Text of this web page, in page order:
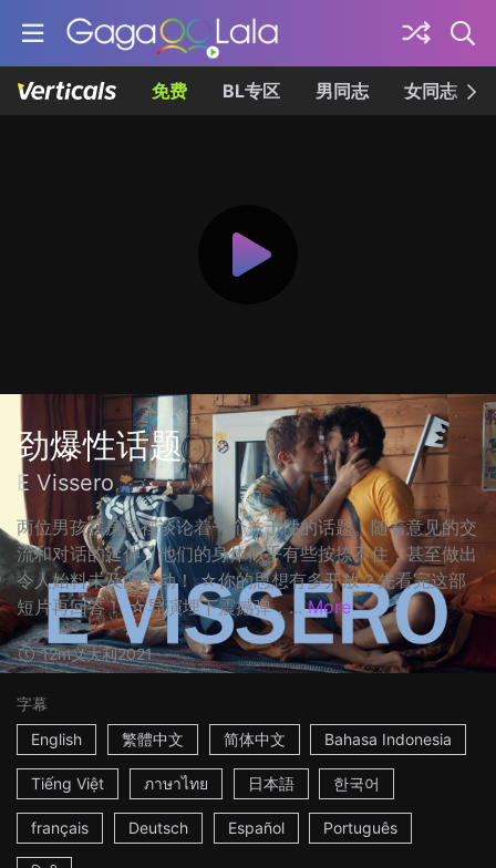
免费 BL专区 男同志 女同志
劲爆性话题
E Vissero
两位男孩在房间裡谈论着一个关于性的话题。随着意见的交
流和对话的延伸，他们的身体似乎有些按捺不住，甚至做出
令人始料未及的举动！ ☆你的思想有多开放？先看完这部
短片再回答！ ☆导演埋下震撼弹，... More
12m义大利2021
字幕
English
繁體中文 简体中文 Bahasa Indonesia
Tiếng Việt ภาษาไทย 日本語 한국어
français Deutsch Español Português